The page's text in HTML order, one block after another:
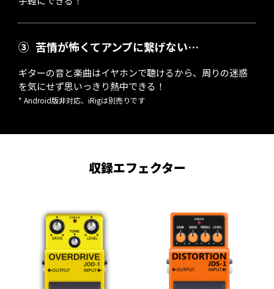
③ 苦情が怖くてアンプに繋げない…
ギターの音と楽曲はイヤホンで聴けるから、周りの迷惑
を気にせず思いっきり熱中できる！
* Android版非対応、iRigは別売りです
収録エフェクター